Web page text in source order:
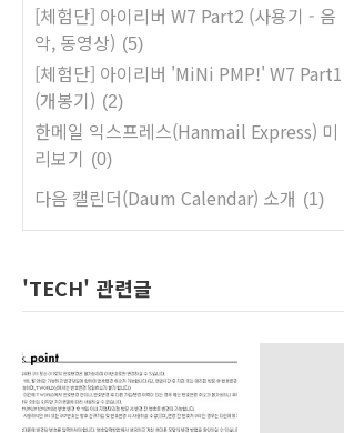
[체험단] 아이리버 W7 Part2 (사용기 - 음
악, 동영상) (5)
[체험단] 아이리버 'MiNi PMP!' W7 Part1
(개봉기) (2)
한메일 익스프레스(Hanmail Express) 미
리보기 (0)
다음 캘린더(Daum Calendar) 소개 (1)
'TECH' 관련글